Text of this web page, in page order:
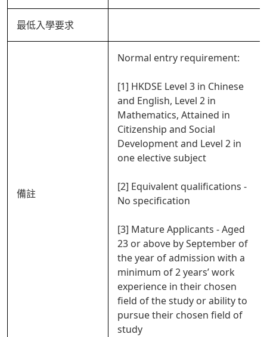
最低入學要求
備註
Normal entry requirement:
[1] HKDSE Level 3 in Chinese
and English, Level 2 in
Mathematics, Attained in
Citizenship and Social
Development and Level 2 in
one elective subject
[2] Equivalent qualifications -
No specification
[3] Mature Applicants - Aged
23 or above by September of
the year of admission with a
minimum of 2 years’ work
experience in their chosen
field of the study or ability to
pursue their chosen field of
study